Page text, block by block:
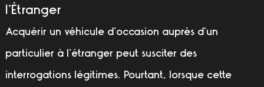
l’Étranger
Acquérir un véhicule d’occasion auprès d’un
particulier à l’étranger peut susciter des
interrogations légitimes. Pourtant, lorsque cette